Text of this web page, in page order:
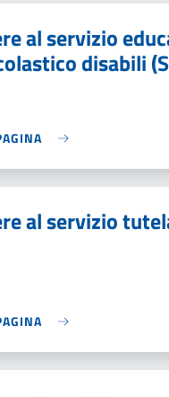
al servizio
disabili
al servizio